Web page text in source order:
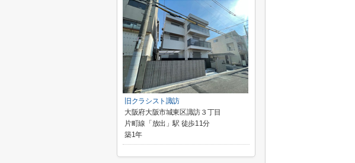
旧クラシスト諏訪
大阪府大阪市城東区諏訪３丁目
片町線「放出」駅 徒歩11分
築1年